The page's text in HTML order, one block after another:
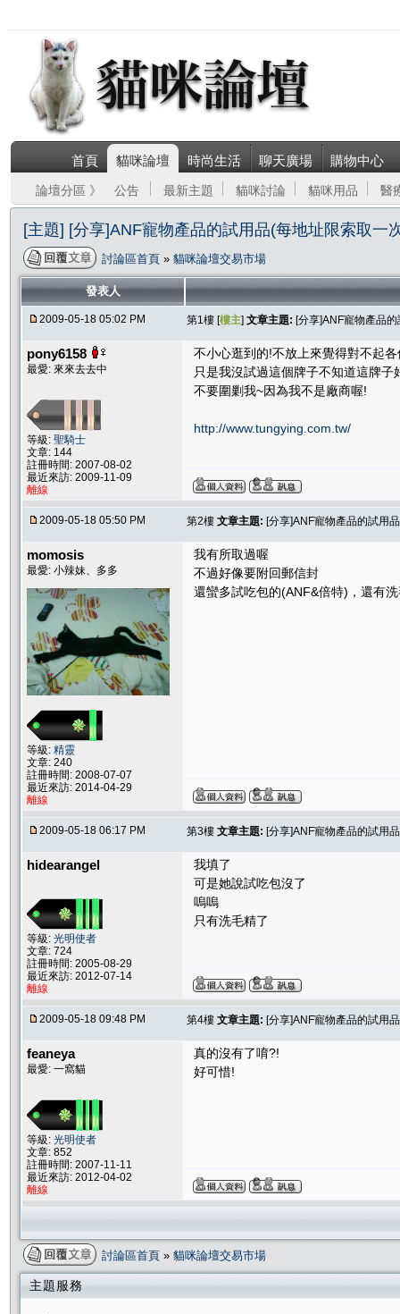
首頁 貓咪論壇 時尚生活 聊天廣場 購物中心
論壇分區 》 公告 最新主題 貓咪討論 貓咪用品 醫
[主題] [分享]ANF寵物產品的試用品(每地址限索取一
討論區首頁 » 貓咪論壇交易市場
發表人
2009-05-18 05:02 PM 第1樓 [樓主] 文章主題: [分享]ANF寵物產品
pony6158
最愛: 來來去去中
等級: 聖騎士
文章: 144
註冊時間: 2007-08-02
最近來訪: 2009-11-09
離線
不小心逛到的!不放上來覺得對不起
只是我沒試過這個牌子不知道這牌子
不要圍剿我~因為我不是廠商喔!
http://www.tungying.com.tw/
2009-05-18 05:50 PM 第2樓 文章主題: [分享]ANF寵物產品的試用
momosis
最愛: 小辣妹、多多
等級: 精靈
文章: 240
註冊時間: 2008-07-07
最近來訪: 2014-04-29
離線
我有所取過喔
不過好像要附回郵信封
還蠻多試吃包的(ANF&倍特)，還有
2009-05-18 06:17 PM 第3樓 文章主題: [分享]ANF寵物產品的試用
hidearangel
等級: 光明使者
文章: 724
註冊時間: 2005-08-29
最近來訪: 2012-07-14
離線
我填了
可是她說試吃包沒了
嗚嗚
只有洗毛精了
2009-05-18 09:48 PM 第4樓 文章主題: [分享]ANF寵物產品的試用
feaneya
最愛: 一窩貓
等級: 光明使者
文章: 852
註冊時間: 2007-11-11
最近來訪: 2012-04-02
離線
真的沒有了唷?!
好可惜!
討論區首頁 » 貓咪論壇交易市場
主題服務